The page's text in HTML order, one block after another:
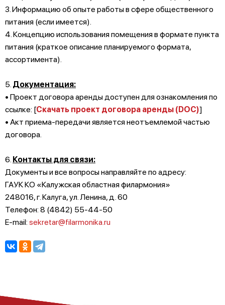
3. Информацию об опыте работы в сфере общественного
питания (если имеется).
4. Концепцию использования помещения в формате пункта
питания (краткое описание планируемого формата,
ассортимента).
5.Документация:
• Проект договора аренды доступен для ознакомления по
ссылке: [Скачать проект договора аренды (DOC)]
• Акт приема-передачи является неотъемлемой частью
договора.
6.Контакты для связи:
Документы и все вопросы направляйте по адресу:
ГАУК КО «Калужская областная филармония»
248016, г. Калуга, ул. Ленина, д. 60
Телефон: 8 (4842) 55-44-50
E-mail:sekretar@filarmonika.ru